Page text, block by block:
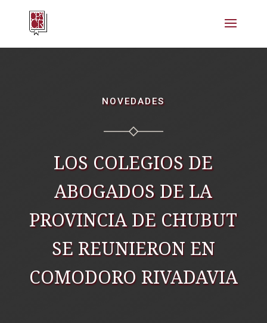
NOVEDADES
LOS COLEGIOS DE
ABOGADOS DE LA
PROVINCIA DE CHUBUT
SE REUNIERON EN
COMODORO RIVADAVIA